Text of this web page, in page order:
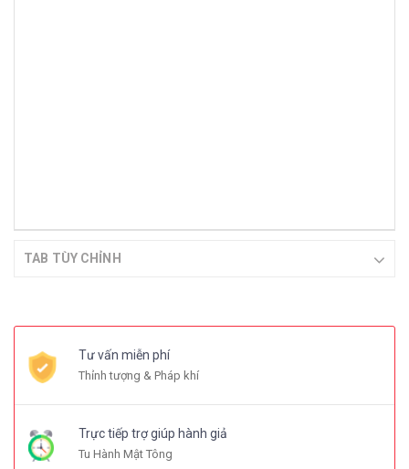
TAB TÙY CHỈNH
Tư vấn miễn phí
Thỉnh tượng & Pháp khí
Trực tiếp trợ giúp hành giả
Tu Hành Mật Tông